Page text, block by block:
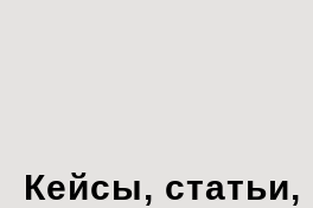
Кейсы, статьи,